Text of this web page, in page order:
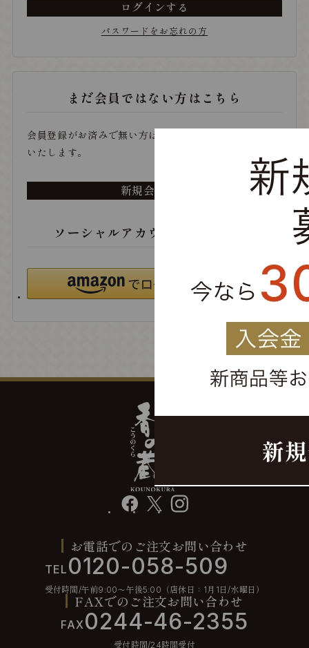
ログインする
パスワードをお忘れの方
まだ会員ではない方はこちら
会員登録がお済みで無い方は、こちらから登録をお願い
いたします。
新規会員登録
ソーシャルアカウントでログイン
facebook instagram
お電話でのご注文お問い合わせ
TEL 0120-058-509
受付時間/午前9:00〜午後5:00（店休日：1月1日/水曜日）
FAXでのご注文お問い合わせ
FAX0244-46-2355
受付時間/24時間受付